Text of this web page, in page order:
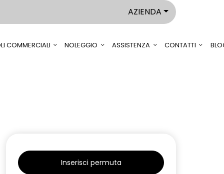
AZIENDA
COMMERCIALI NOLEGGIO ASSISTENZA CONTATTI
Inserisci permuta